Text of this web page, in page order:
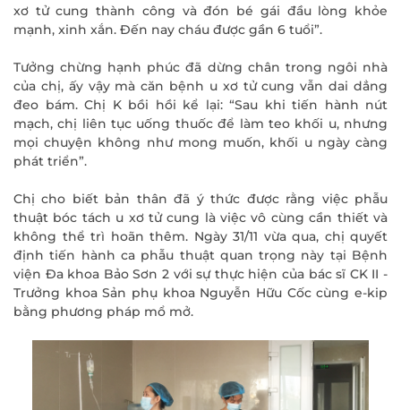
xơ tử cung thành công và đón bé gái đầu lòng khỏe
mạnh, xinh xắn. Đến nay cháu được gần 6 tuổi”.
Tưởng chừng hạnh phúc đã dừng chân trong ngôi nhà
của chị, ấy vậy mà căn bệnh u xơ tử cung vẫn dai dẳng
đeo bám. Chị K bồi hồi kể lại: “Sau khi tiến hành nút
mạch, chị liên tục uống thuốc để làm teo khối u, nhưng
mọi chuyện không như mong muốn, khối u ngày càng
phát triển”.
Chị cho biết bản thân đã ý thức được rằng việc phẫu
thuật bóc tách u xơ tử cung là việc vô cùng cần thiết và
không thể trì hoãn thêm. Ngày 31/11 vừa qua, chị quyết
định tiến hành ca phẫu thuật quan trọng này tại Bệnh
viện Đa khoa Bảo Sơn 2 với sự thực hiện của bác sĩ CK II -
Trưởng khoa Sản phụ khoa Nguyễn Hữu Cốc cùng e-kip
bằng phương pháp mổ mở.